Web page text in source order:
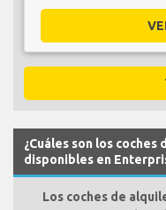
¿Cuáles son los
disponibles en
Los coches de